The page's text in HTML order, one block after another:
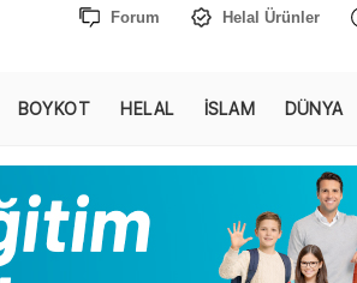
Forum Helal Ürünler
BOYKOT HELAL İSLAM DÜNYA